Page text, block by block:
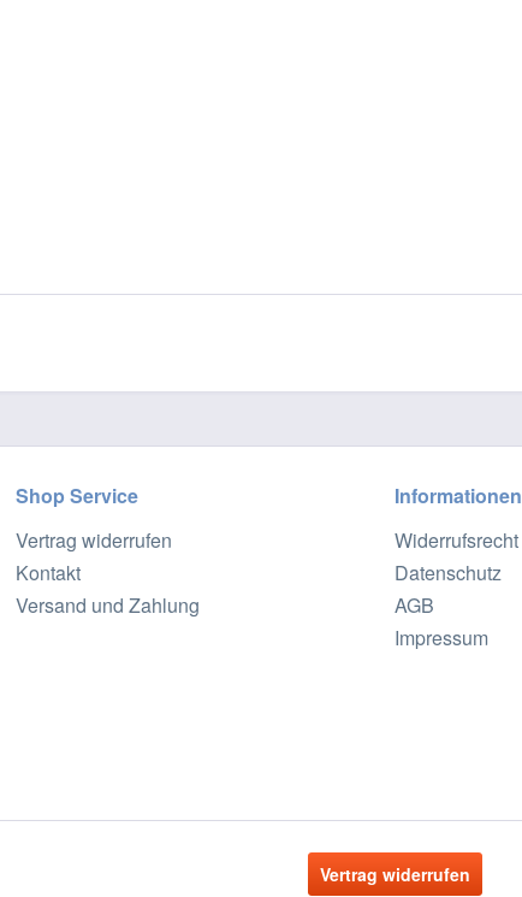
Shop Service
Vertrag widerrufen
Kontakt
Versand und Zahlung
Informationen
Widerrufsrecht
Datenschutz
AGB
Impressum
Vertrag widerrufen